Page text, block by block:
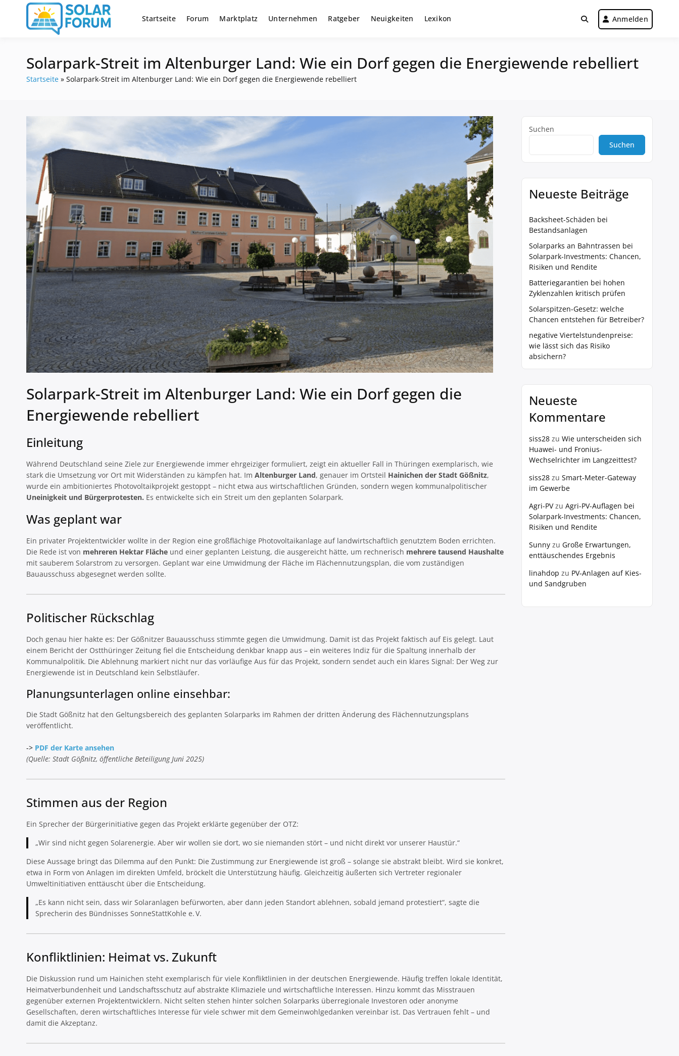
springen
Solar Forum
Deutschlandweit Nr. 1 Forum für gewerbliche Solar Investments
Startseite Forum Marktplatz Unternehmen Ratgeber Neuigkeiten Lexikon Anmelden
Solarpark-Streit im Altenburger Land: Wie ein Dorf gegen die Energiewende rebelliert
Startseite » Solarpark-Streit im Altenburger Land: Wie ein Dorf gegen die Energiewende rebelliert
Solarpark-Streit im Altenburger Land: Wie ein Dorf gegen die
Energiewende rebelliert
Einleitung
Während Deutschland seine Ziele zur Energiewende immer ehrgeiziger formuliert, zeigt ein aktueller Fall in Thüringen exemplarisch, wie
stark die Umsetzung vor Ort mit Widerständen zu kämpfen hat. Im Altenburger Land, genauer im Ortsteil Hainichen der Stadt Gößnitz,
wurde ein ambitioniertes Photovoltaikprojekt gestoppt – nicht etwa aus wirtschaftlichen Gründen, sondern wegen kommunalpolitischer
Uneinigkeit und Bürgerprotesten. Es entwickelte sich ein Streit um den geplanten Solarpark.
Was geplant war
Ein privater Projektentwickler wollte in der Region eine großflächige Photovoltaikanlage auf landwirtschaftlich genutztem Boden errichten.
Die Rede ist von mehreren Hektar Fläche und einer geplanten Leistung, die ausgereicht hätte, um rechnerisch mehrere tausend Haushalte
mit sauberem Solarstrom zu versorgen. Geplant war eine Umwidmung der Fläche im Flächennutzungsplan, die vom zuständigen
Bauausschuss abgesegnet werden sollte.
Politischer Rückschlag
Doch genau hier hakte es: Der Gößnitzer Bauausschuss stimmte gegen die Umwidmung. Damit ist das Projekt faktisch auf Eis gelegt. Laut
einem Bericht der Ostthüringer Zeitung fiel die Entscheidung denkbar knapp aus – ein weiteres Indiz für die Spaltung innerhalb der
Kommunalpolitik. Die Ablehnung markiert nicht nur das vorläufige Aus für das Projekt, sondern sendet auch ein klares Signal: Der Weg zur
Energiewende ist in Deutschland kein Selbstläufer.
Planungsunterlagen online einsehbar:
Die Stadt Gößnitz hat den Geltungsbereich des geplanten Solarparks im Rahmen der dritten Änderung des Flächennutzungsplans
veröffentlicht.
-> PDF der Karte ansehen
(Quelle: Stadt Gößnitz, öffentliche Beteiligung Juni 2025)
Stimmen aus der Region
Ein Sprecher der Bürgerinitiative gegen das Projekt erklärte gegenüber der OTZ:
„Wir sind nicht gegen Solarenergie. Aber wir wollen sie dort, wo sie niemanden stört – und nicht direkt vor unserer Haustür.“
Diese Aussage bringt das Dilemma auf den Punkt: Die Zustimmung zur Energiewende ist groß – solange sie abstrakt bleibt. Wird sie konkret,
etwa in Form von Anlagen im direkten Umfeld, bröckelt die Unterstützung häufig. Gleichzeitig äußerten sich Vertreter regionaler
Umweltinitiativen enttäuscht über die Entscheidung.
„Es kann nicht sein, dass wir Solaranlagen befürworten, aber dann jeden Standort ablehnen, sobald jemand protestiert“, sagte die
Sprecherin des Bündnisses SonneStattKohle e. V.
Konfliktlinien: Heimat vs. Zukunft
Die Diskussion rund um Hainichen steht exemplarisch für viele Konfliktlinien in der deutschen Energiewende. Häufig treffen lokale Identität,
Heimatverbundenheit und Landschaftsschutz auf abstrakte Klimaziele und wirtschaftliche Interessen. Hinzu kommt das Misstrauen
gegenüber externen Projektentwicklern. Nicht selten stehen hinter solchen Solarparks überregionale Investoren oder anonyme
Gesellschaften, deren wirtschaftliches Interesse für viele schwer mit dem Gemeinwohlgedanken vereinbar ist. Das Vertrauen fehlt – und
damit die Akzeptanz.
Suchen
Suchen
Neueste Beiträge
Backsheet-Schäden bei
Bestandsanlagen
Solarparks an Bahntrassen bei
Solarpark-Investments: Chancen,
Risiken und Rendite
Batteriegarantien bei hohen
Zyklenzahlen kritisch prüfen
Solarspitzen-Gesetz: welche
Chancen entstehen für Betreiber?
negative Viertelstundenpreise:
wie lässt sich das Risiko
absichern?
Neueste
Kommentare
siss28 zu Wie unterscheiden sich
Huawei- und Fronius-
Wechselrichter im Langzeittest?
siss28 zu Smart-Meter-Gateway
im Gewerbe
Agri-PVzu Agri-PV-Auflagen bei
Solarpark-Investments: Chancen,
Risiken und Rendite
Sunny zu Große Erwartungen,
enttäuschendes Ergebnis
linahdop zu PV‑Anlagen auf Kies-
und Sandgruben